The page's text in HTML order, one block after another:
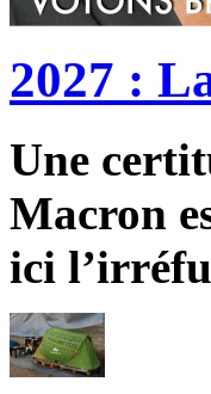
2027 :
Une
Macron
ici